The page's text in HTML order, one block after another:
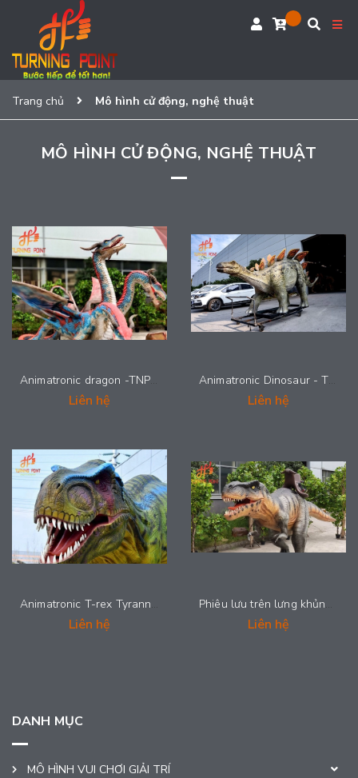
Trang chủ Mô hình cử động, nghệ thuật
MÔ HÌNH CỬ ĐỘNG, NGHỆ THUẬT
Animatronic dragon -TNP KL-004
Liên hệ
Animatronic Dinosaur - TNP KL-003
Liên hệ
Animatronic T-rex Tyrannosaurus Rex - TNP KL-002
Liên hệ
Phiêu lưu trên lưng khủng long - TNP KL-001
Liên hệ
DANH MỤC
MÔ HÌNH VUI CHƠI GIẢI TRÍ